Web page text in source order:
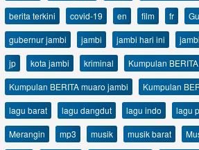
berita terkini
covid-19 en film fr
gubernur jambi
jambi jambi hari ini
jp
kota jambi kriminal
Kumpulan
Kumpulan BERITA muaro jambi
Kumpulan
lagu barat
lagu dangdut lagu indo lagu
Merangin
mp3 musik musik barat